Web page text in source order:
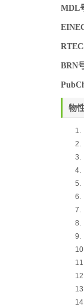
MDL
BRN
物
1.
2.
3.
4.
5.
6.
7.
8.
9.